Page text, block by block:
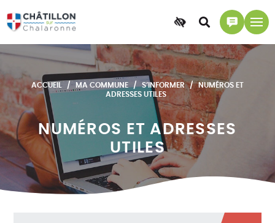
Accessibilité
Accéder
à
la
recherche
Accéder
à
la
page
contact
ACCUEIL MA COMMUNE S’INFORMER
NUMÉROS ET
ADRESSES UTILES
NUMÉROS ET ADRESSES
UTILES